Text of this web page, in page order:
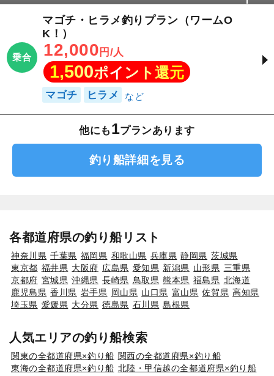
乗合
マゴチ・ヒラメ釣りプラン（ワームO
K！）
12,000 円/人
1,500ポイント還元
マゴチ ヒラメ
他にも 1プランあります
釣り船詳細を見る
各都道府県の釣り船リスト
神奈川県 千葉県 福岡県 和歌山県 兵庫県 静岡県 茨城県
東京都 福井県 大阪府 広島県 愛知県 新潟県 山形県 三重県
京都府 宮城県 沖縄県 長崎県 鳥取県 熊本県 福島県 北海道
鹿児島県 香川県 岩手県 岡山県 山口県 富山県 佐賀県 高知県
埼玉県 愛媛県 大分県 徳島県 石川県 島根県
人気エリアの釣り船検索
関東の全都道府県×釣り船 関西の全都道府県×釣り船
東海の全都道府県×釣り船 北陸・甲信越の全都道府県×釣り船